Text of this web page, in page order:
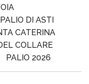
PALIO DI ASTI
CATERINA
COLLARE
PALIO 2026